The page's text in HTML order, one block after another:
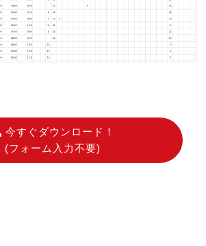
今すぐダウンロード！
(フォーム入力不要)